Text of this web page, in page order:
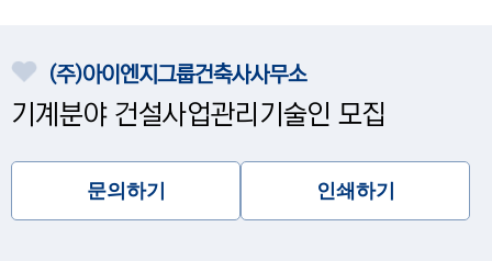
(주)아이엔지그룹건축사사무소
기계분야 건설사업관리기술인 모집
문의하기 인쇄하기